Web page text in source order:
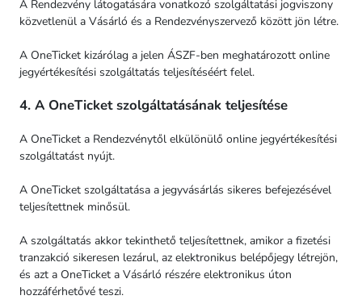
A Rendezvény látogatására vonatkozó szolgáltatási jogviszony
közvetlenül a Vásárló és a Rendezvényszervező között jön létre.
A OneTicket kizárólag a jelen ÁSZF-ben meghatározott online
jegyértékesítési szolgáltatás teljesítéséért felel.
4. A OneTicket szolgáltatásának teljesítése
A OneTicket a Rendezvénytől elkülönülő online jegyértékesítési
szolgáltatást nyújt.
A OneTicket szolgáltatása a jegyvásárlás sikeres befejezésével
teljesítettnek minősül.
A szolgáltatás akkor tekinthető teljesítettnek, amikor a fizetési
tranzakció sikeresen lezárul, az elektronikus belépőjegy létrejön,
és azt a OneTicket a Vásárló részére elektronikus úton
hozzáférhetővé teszi.